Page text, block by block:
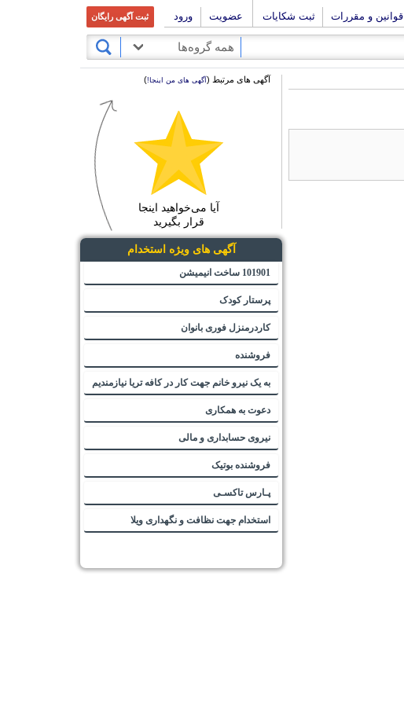
قوانین و مقررات ثبت شکایات عضویت ورود ثبت آگهی رایگان
همه گروه‌ها
آگهی های مرتبط (آگهی های من اینجا!)
آیا می‌خواهید اینجا
قرار بگیرید
آگهی های ویژه استخدام
101901 ساخت انیمیشن
پرستار کودک
کاردرمنزل فوری بانوان
فروشنده
به یک نیرو خانم جهت کار در کافه تریا نیازمندیم
دعوت به همکاری
نیروی حسابداری و مالی
فروشنده بوتیک
پـارس تاکسـی
استخدام جهت نظافت و نگهداری ویلا